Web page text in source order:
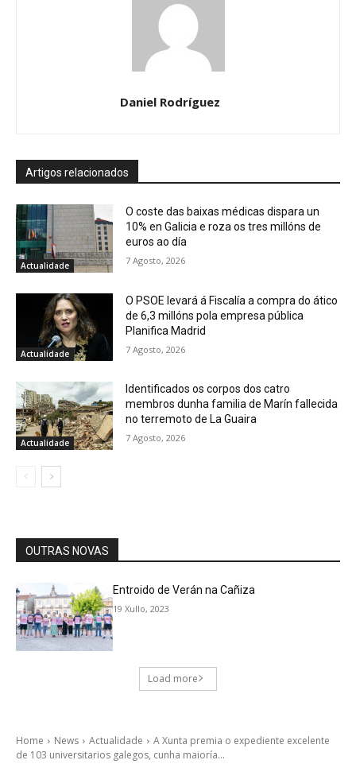
Daniel Rodríguez
Artigos relacionados
Actualidade
O coste das baixas médicas dispara un
10% en Galicia e roza os tres millóns de
euros ao día
7 Agosto, 2026
Actualidade
O PSOE levará á Fiscalía a compra do ático
de 6,3 millóns pola empresa pública
Planifica Madrid
7 Agosto, 2026
Actualidade
Identificados os corpos dos catro
membros dunha familia de Marín fallecida
no terremoto de La Guaira
7 Agosto, 2026
OUTRAS NOVAS
Entroido de Verán na Cañiza
19 Xullo, 2023
Load more